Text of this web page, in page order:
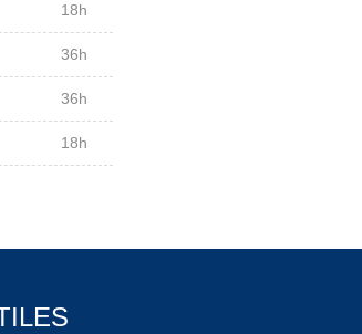
18h
36h
36h
18h